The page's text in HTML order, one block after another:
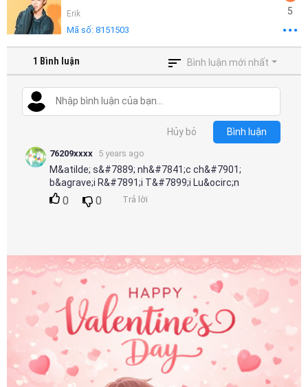
Erik
Mã số: 8151503
5
1 Bình luận Bình luận mới nhất
Hủy bỏ Bình luận
76209xxxx 5 years ago
M&atilde; s&#7889; nh&#7841;c ch&#7901;
b&agrave;i R&#7891;i T&#7899;i Lu&ocirc;n
0 0 Trả lời